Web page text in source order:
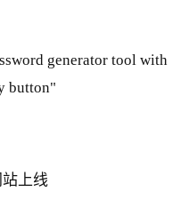
generator tool with
button"
上线